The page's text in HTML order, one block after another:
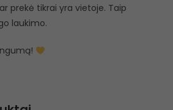
prekė tikrai yra vietoje. Taip
laukimo.